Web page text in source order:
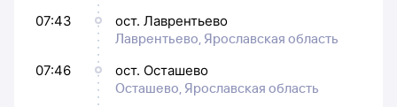
07:43
ост. Лаврентьево
Лаврентьево, Ярославская область
07:46
ост. Осташево
Осташево, Ярославская область